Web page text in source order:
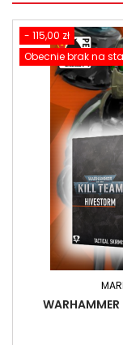
- 115,00 zł
Obecnie brak na